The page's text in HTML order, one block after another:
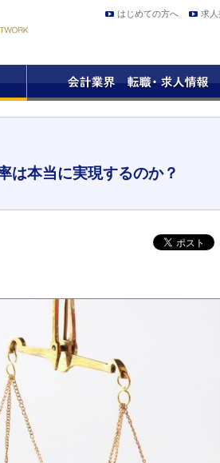
はじめての方へ 求人
は本当に実現するのか？